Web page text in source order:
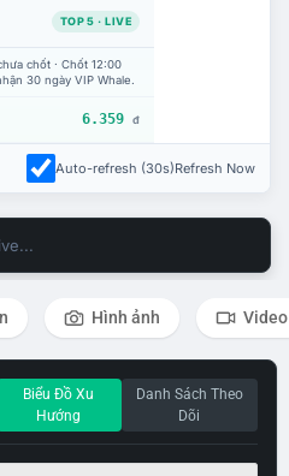
TOP 5 · LIVE
chốt · Chốt 12:00
30 ngày VIP Whale.
6.359 đ
Auto-refresh (30s)Refresh Now
Hình ảnh Video
Biểu Đồ Xu
Hướng
Danh Sách Theo
Dõi